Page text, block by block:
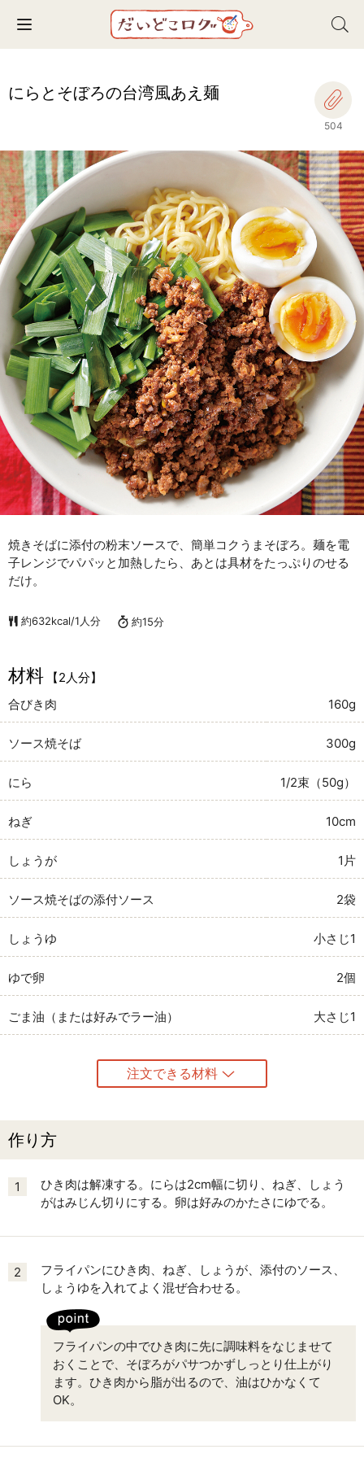
Toggle navigation
にらとそぼろの台湾風あえ麺
504
焼きそばに添付の粉末ソースで、簡単コクうまそぼろ。麺を電
子レンジでパパッと加熱したら、あとは具材をたっぷりのせる
だけ。
約632kcal/1人分 約15分
材料
【2人分】
合びき肉
160g
ソース焼そば 300g
にら 1/2束（50g）
ねぎ 10cm
しょうが 1片
ソース焼そばの添付ソース 2袋
しょうゆ 小さじ1
ゆで卵 2個
ごま油（または好みでラー油） 大さじ1
注文できる材料
作り方
1
ひき肉は解凍する。にらは2cm幅に切り、ねぎ、しょう
がはみじん切りにする。卵は好みのかたさにゆでる。
2
フライパンにひき肉、ねぎ、しょうが、添付のソース、
しょうゆを入れてよく混ぜ合わせる。
フライパンの中でひき肉に先に調味料をなじませて
おくことで、そぼろがパサつかずしっとり仕上がり
ます。ひき肉から脂が出るので、油はひかなくて
OK。